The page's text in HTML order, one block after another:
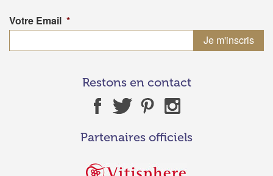
Votre Email *
Restons en contact
Partenaires officiels